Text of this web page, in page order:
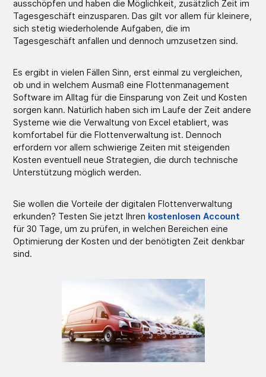
ausschöpfen und haben die Möglichkeit, zusätzlich Zeit im
Tagesgeschäft einzusparen. Das gilt vor allem für kleinere,
sich stetig wiederholende Aufgaben, die im
Tagesgeschäft anfallen und dennoch umzusetzen sind.
Es ergibt in vielen Fällen Sinn, erst einmal zu vergleichen,
ob und in welchem Ausmaß eine Flottenmanagement
Software im Alltag für die Einsparung von Zeit und Kosten
sorgen kann. Natürlich haben sich im Laufe der Zeit andere
Systeme wie die Verwaltung von Excel etabliert, was
komfortabel für die Flottenverwaltung ist. Dennoch
erfordern vor allem schwierige Zeiten mit steigenden
Kosten eventuell neue Strategien, die durch technische
Unterstützung möglich werden.
Sie wollen die Vorteile der digitalen Flottenverwaltung
erkunden? Testen Sie jetzt Ihren kostenlosen Account
für 30 Tage, um zu prüfen, in welchen Bereichen eine
Optimierung der Kosten und der benötigten Zeit denkbar
sind.